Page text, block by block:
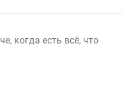
когда есть всё, что